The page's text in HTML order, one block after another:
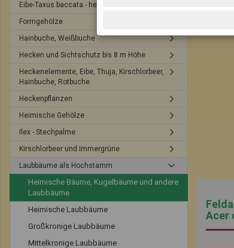
Acer
Eibe-Taxus baccata - heimische Eibe
Formgehölze
Hainbuche, Weißbuche
Hecken und Sichtschutz bis 8 m Höhe
Heckenelemente, Eibe, Thuja, Kirschlorbeer,
Hainbuche, Rotbuche
Heckenpflanzen
Heimische Gehölze
Ilex - Stechpalme
Kirschlorbeer und Immergrüne
Laubbäume als Hochstamm
Heimische Bäume, Kugelbäume und andere
Laubbäume
Heimische Laubbäume
Großkronige Laubbäume
Mittelkronige Laubbäume